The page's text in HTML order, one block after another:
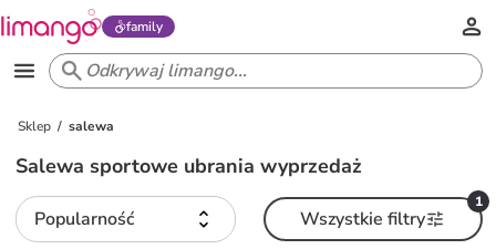
family
Sklep salewa
Salewa sportowe ubrania wyprzedaż
Popularność
1
Wszystkie filtry